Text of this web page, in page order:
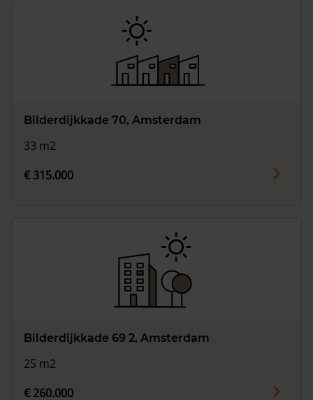
Bilderdijkkade 70, Amsterdam
33 m2
€ 315.000
Bilderdijkkade 69 2, Amsterdam
25 m2
€ 260.000